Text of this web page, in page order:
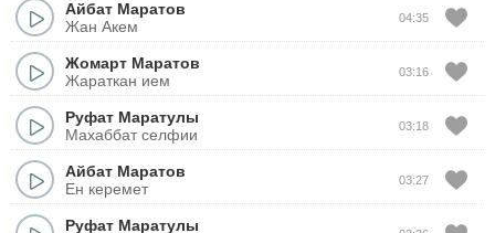
Айбат Маратов
Жан Акем
04:35
Жомарт Маратов
Жараткан ием
03:16
Руфат Маратулы
Махаббат селфии
03:18
Айбат Маратов
Ен керемет
03:27
Руфат Маратулы